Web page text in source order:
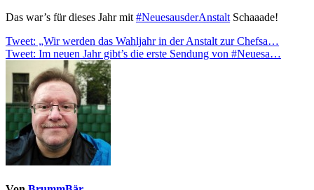
Das war’s für dieses Jahr mit #NeuesausderAnstalt Schaaade!
Beitragsnavigation
Tweet: „Wir werden das Wahljahr in der Anstalt zur Chefsa…
Tweet: Im neuen Jahr gibt’s die erste Sendung von #Neuesa…